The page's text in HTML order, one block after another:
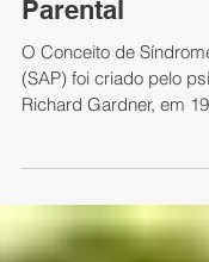
Direito
Parental
O Conceito de
(SAP) foi criado pelo